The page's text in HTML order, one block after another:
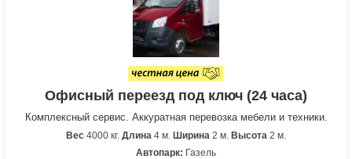
Офисный переезд под ключ (24 часа)
Комплексный сервис. Аккуратная перевозка мебели и техники.
Вес 4000 кг. Длина 4 м. Ширина 2 м. Высота 2 м.
Автопарк: Газель